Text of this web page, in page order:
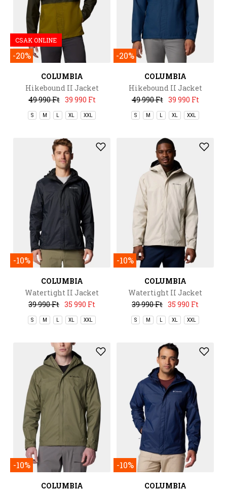
CSAK ONLINE
-20%
COLUMBIA
Hikebound II Jacket
49 990 Ft 39 990 Ft
S M XL XXL
-20%
COLUMBIA
Hikebound II Jacket
49 990 Ft 39 990 Ft
S M XL XXL
-10%
COLUMBIA
Watertight II Jacket
39 990 Ft 35 990 Ft
S M XL XXL
-10%
COLUMBIA
Watertight II Jacket
39 990 Ft 35 990 Ft
S M XL XXL
-10%
COLUMBIA
-10%
COLUMBIA